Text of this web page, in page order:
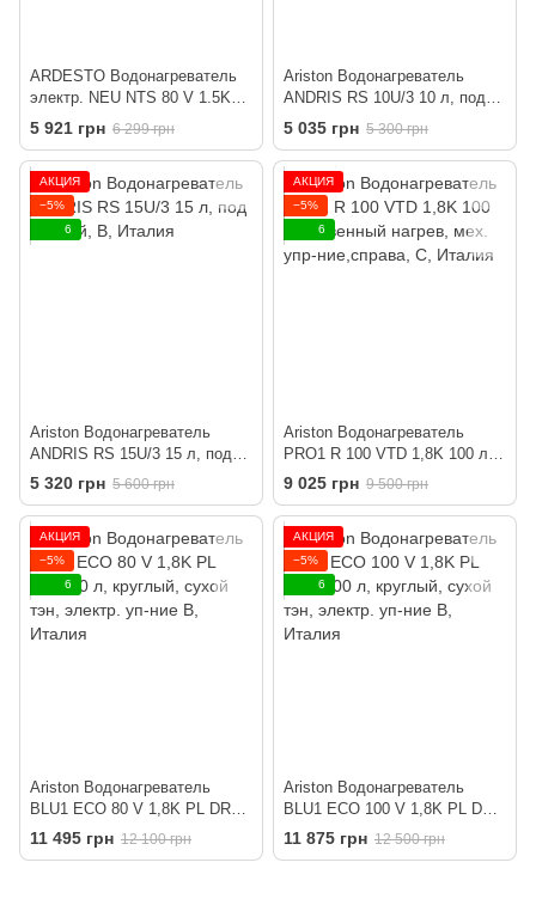
ARDESTO Водонагреватель
электр. NEU NTS 80 V 1.5K
EU2 круглый, 80л, 1,5кВт,
мех. упр-ние, C, Италия,
белый
5 921 грн 6 299 грн
Ariston Водонагреватель
ANDRIS RS 10U/3 10 л, под
мойкой, B, Италия
5 035 грн 5 300 грн
АКЦИЯ
−5%
6
Ariston Водонагреватель
ANDRIS RS 15U/3 15 л, под
мойкой, B, Италия
5 320 грн 5 600 грн
АКЦИЯ
−5%
6
Ariston Водонагреватель
PRO1 R 100 VTD 1,8K 100 л,
косвенный нагрев, мех. упр-
ние,справа, C, Италия
9 025 грн 9 500 грн
АКЦИЯ
−5%
6
Ariston Водонагреватель
BLU1 ECO 80 V 1,8K PL DRY
80 л, круглый, сухой тэн,
электр. уп-ние B, Италия
11 495 грн 12 100 грн
АКЦИЯ
−5%
6
Ariston Водонагреватель
BLU1 ECO 100 V 1,8K PL DRY
100 л, круглый, сухой тэн,
электр. уп-ние B, Италия
11 875 грн 12 500 грн